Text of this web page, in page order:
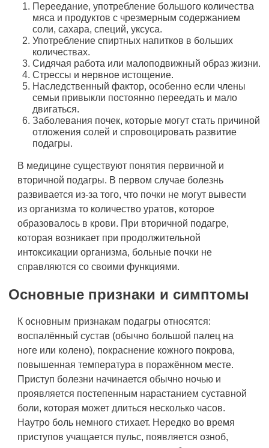
Переедание, употребление большого количества
мяса и продуктов с чрезмерным содержанием
соли, сахара, специй, уксуса.
Употребление спиртных напитков в больших
количествах.
Сидячая работа или малоподвижный образ жизни.
Стрессы и нервное истощение.
Наследственный фактор, особенно если члены
семьи привыкли постоянно переедать и мало
двигаться.
Заболевания почек, которые могут стать причиной
отложения солей и спровоцировать развитие
подагры.
В медицине существуют понятия первичной и
вторичной подагры. В первом случае болезнь
развивается из-за того, что почки не могут вывести
из организма то количество уратов, которое
образовалось в крови. При вторичной подагре,
которая возникает при продолжительной
интоксикации организма, больные почки не
справляются со своими функциями.
Основные признаки и симптомы
К основным признакам подагры относятся:
воспалённый сустав (обычно большой палец на
ноге или колено), покраснение кожного покрова,
повышенная температура в поражённом месте.
Приступ болезни начинается обычно ночью и
проявляется постепенным нарастанием суставной
боли, которая может длиться несколько часов.
Наутро боль немного стихает. Нередко во время
приступов учащается пульс, появляется озноб,